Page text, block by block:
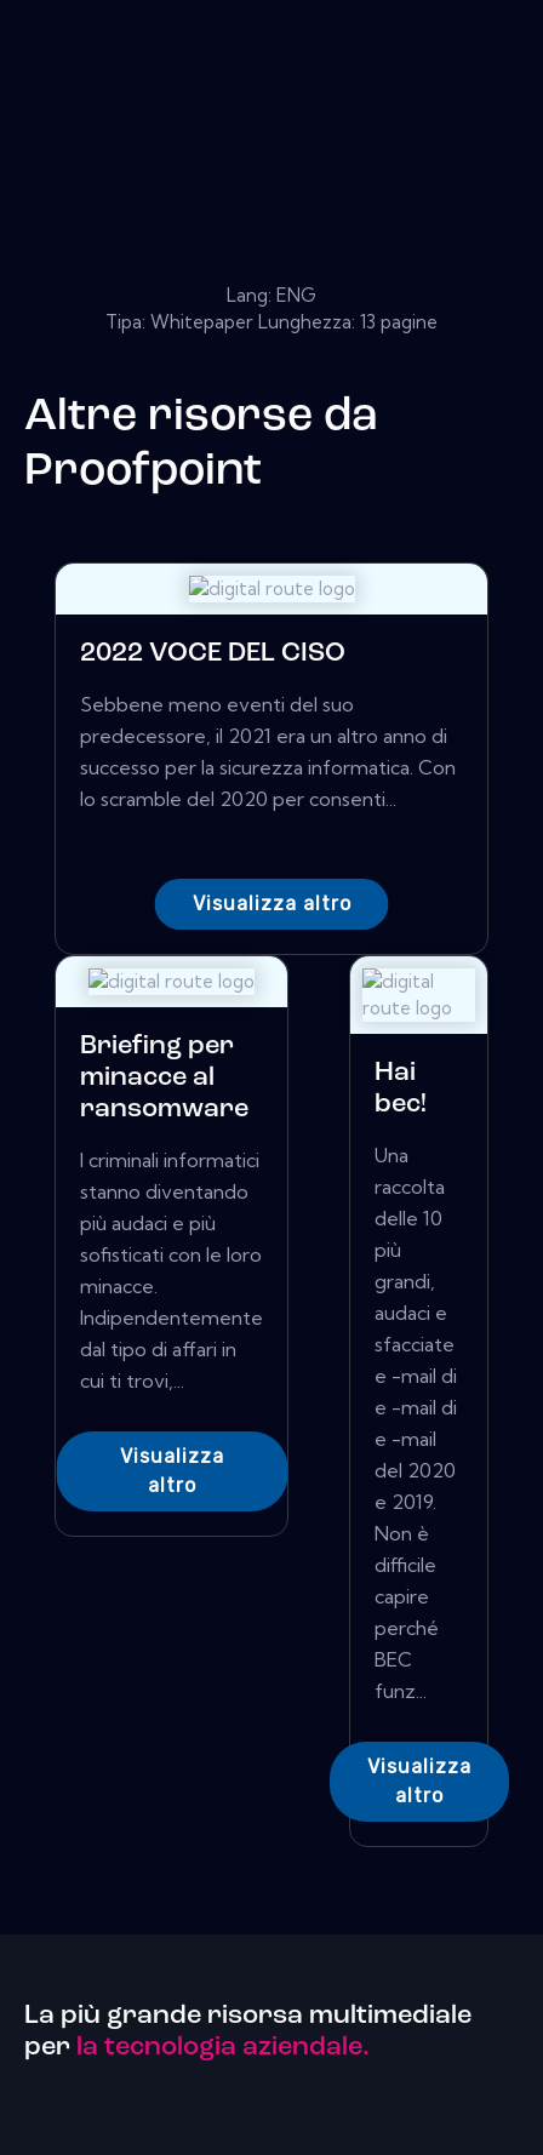
Lang: ENG
Tipa: Whitepaper Lunghezza: 13 pagine
Altre risorse da
Proofpoint
2022 VOCE DEL CISO
Sebbene meno eventi del suo
predecessore, il 2021 era un altro anno di
successo per la sicurezza informatica. Con
lo scramble del 2020 per consenti...
Visualizza altro
Briefing per
minacce al
ransomware
I criminali informatici
stanno diventando
più audaci e più
sofisticati con le loro
minacce.
Indipendentemente
dal tipo di affari in
cui ti trovi,...
Visualizza
altro
Hai
bec!
Una
raccolta
delle 10
più
grandi,
audaci e
sfacciate
e -mail di
e -mail di
e -mail
del 2020
e 2019.
Non è
difficile
capire
perché
BEC
funz...
Visualizza
altro
La più grande risorsa multimediale
per la tecnologia aziendale.